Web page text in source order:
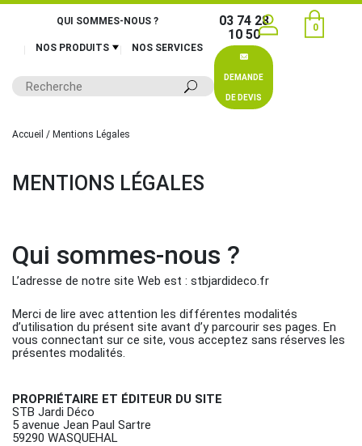
QUI SOMMES-NOUS ?
NOS PRODUITS NOS SERVICES
03 74 28
10 50
DEMANDE
DE DEVIS
0
Accueil / Mentions Légales
MENTIONS LÉGALES
Qui sommes-nous ?
L’adresse de notre site Web est : stbjardideco.fr
Merci de lire avec attention les différentes modalités
d’utilisation du présent site avant d’y parcourir ses pages. En
vous connectant sur ce site, vous acceptez sans réserves les
présentes modalités.
PROPRIÉTAIRE ET ÉDITEUR DU SITE
STB Jardi Déco
5 avenue Jean Paul Sartre
59290 WASQUEHAL